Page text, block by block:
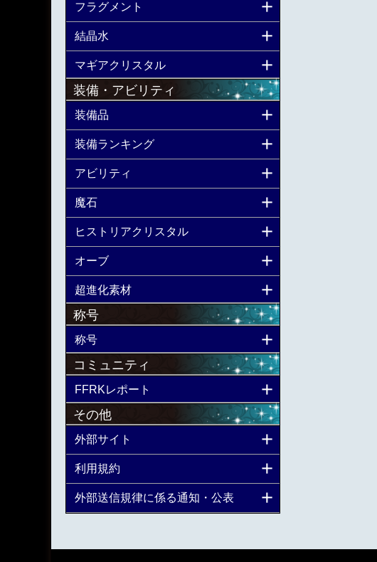
フラグメント
結晶水
マギアクリスタル
装備・アビリティ
装備品
装備ランキング
アビリティ
魔石
ヒストリアクリスタル
オーブ
超進化素材
称号
称号
コミュニティ
FFRKレポート
その他
外部サイト
利用規約
外部送信規律に係る通知・公表